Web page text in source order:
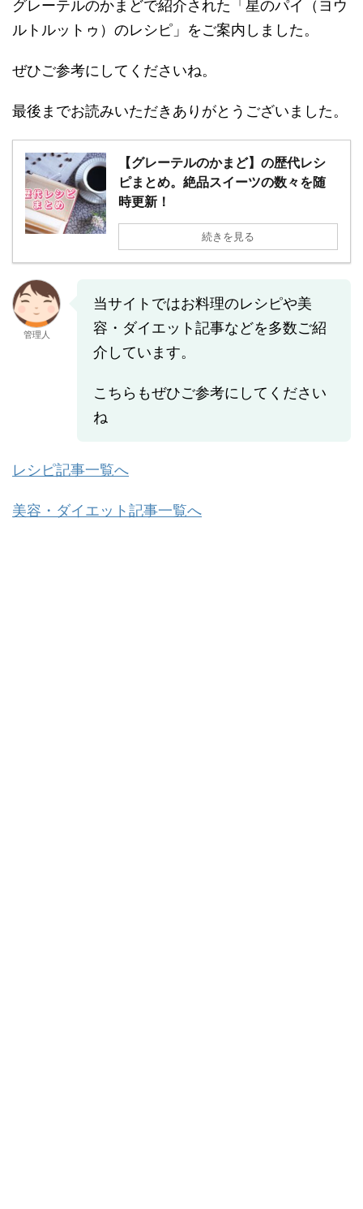
グレーテルのかまどで紹介された「星のパイ（ヨウ
ルトルットゥ）のレシピ」をご案内しました。
ぜひご参考にしてくださいね。
最後までお読みいただきありがとうございました。
【グレーテルのかまど】の歴代レシ
ピまとめ。絶品スイーツの数々を随
時更新！
続きを見る
管理人
当サイトではお料理のレシピや美
容・ダイエット記事などを多数ご紹
介しています。
こちらもぜひご参考にしてください
ね
レシピ記事一覧へ
美容・ダイエット記事一覧へ